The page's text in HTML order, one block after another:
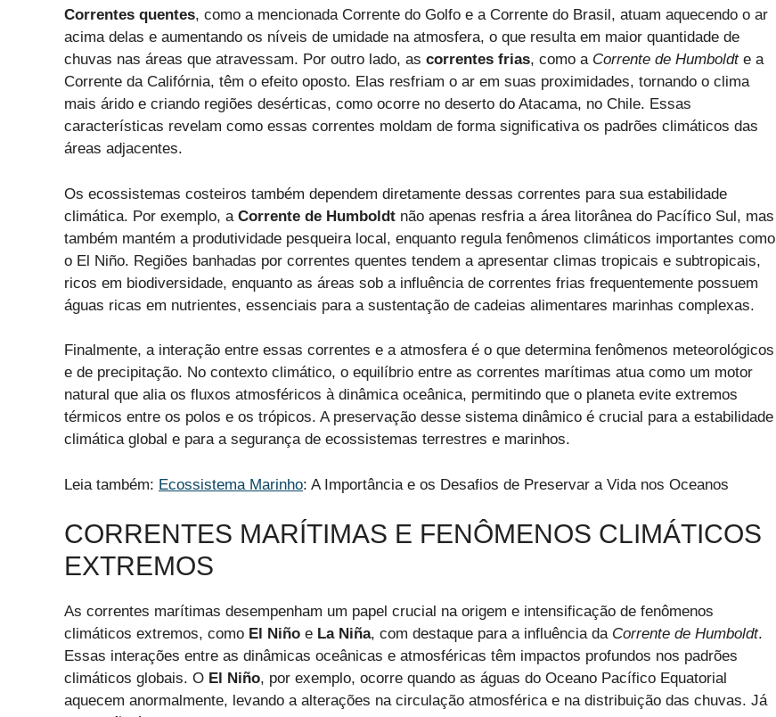
Correntes quentes, como a mencionada Corrente do Golfo e a Corrente do Brasil, atuam aquecendo o ar
acima delas e aumentando os níveis de umidade na atmosfera, o que resulta em maior quantidade de
chuvas nas áreas que atravessam. Por outro lado, as correntes frias, como a Corrente de Humboldte a
Corrente da Califórnia, têm o efeito oposto. Elas resfriam o ar em suas proximidades, tornando o clima
mais árido e criando regiões desérticas, como ocorre no deserto do Atacama, no Chile. Essas
características revelam como essas correntes moldam de forma significativa os padrões climáticos das
áreas adjacentes.
Os ecossistemas costeiros também dependem diretamente dessas correntes para sua estabilidade
climática. Por exemplo, a Corrente de Humboldt não apenas resfria a área litorânea do Pacífico Sul, mas
também mantém a produtividade pesqueira local, enquanto regula fenômenos climáticos importantes como
o El Niño. Regiões banhadas por correntes quentes tendem a apresentar climas tropicais e subtropicais,
ricos em biodiversidade, enquanto as áreas sob a influência de correntes frias frequentemente possuem
águas ricas em nutrientes, essenciais para a sustentação de cadeias alimentares marinhas complexas.
Finalmente, a interação entre essas correntes e a atmosfera é o que determina fenômenos meteorológicos
e de precipitação. No contexto climático, o equilíbrio entre as correntes marítimas atua como um motor
natural que alia os fluxos atmosféricos à dinâmica oceânica, permitindo que o planeta evite extremos
térmicos entre os polos e os trópicos. A preservação desse sistema dinâmico é crucial para a estabilidade
climática global e para a segurança de ecossistemas terrestres e marinhos.
Leia também: Ecossistema Marinho: A Importância e os Desafios de Preservar a Vida nos Oceanos
CORRENTES MARÍTIMAS E FENÔMENOS CLIMÁTICOS
EXTREMOS
As correntes marítimas desempenham um papel crucial na origem e intensificação de fenômenos
climáticos extremos, como El Niño e La Niña, com destaque para a influência da Corrente de Humboldt.
Essas interações entre as dinâmicas oceânicas e atmosféricas têm impactos profundos nos padrões
climáticos globais. O El Niño, por exemplo, ocorre quando as águas do Oceano Pacífico Equatorial
aquecem anormalmente, levando a alterações na circulação atmosférica e na distribuição das chuvas. Já